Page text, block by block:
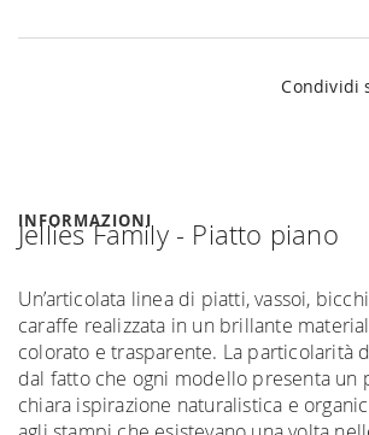
Condividi
INFORMAZIONI
Jellies Family - Piatto piano
Un’articolata linea di piatti, vassoi,
caraffe realizzata in un brillante
colorato e trasparente. La particolarità
dal fatto che ogni modello presenta un
chiara ispirazione naturalistica e